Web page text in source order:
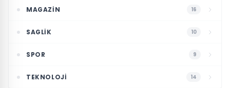
MAGAZIN 16
SAGLIK 10
SPOR 9
TEKNOLOJI 14